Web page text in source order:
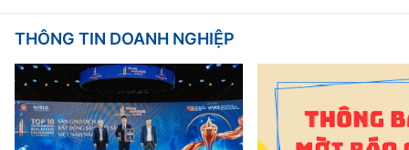
THÔNG TIN DOANH NGHIỆP